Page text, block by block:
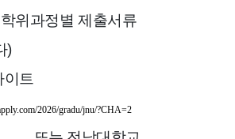
위과정별 제출서류
)
트
2026/gradu/jnu/?CHA=2